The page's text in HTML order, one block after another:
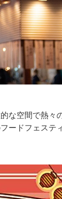
な空間で熱々
ードフェステ